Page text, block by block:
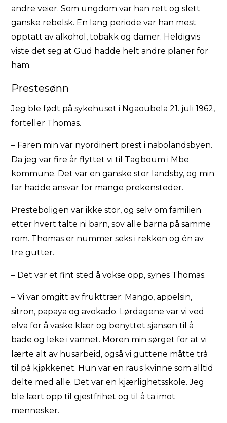
andre veier. Som ungdom var han rett og slett
ganske rebelsk. En lang periode var han mest
opptatt av alkohol, tobakk og damer. Heldigvis
viste det seg at Gud hadde helt andre planer for
ham.
Prestesønn
Jeg ble født på sykehuset i Ngaoubela 21. juli 1962,
forteller Thomas.
– Faren min var nyordinert prest i nabolandsbyen.
Da jeg var fire år flyttet vi til Tagboum i Mbe
kommune. Det var en ganske stor landsby, og min
far hadde ansvar for mange prekensteder.
Presteboligen var ikke stor, og selv om familien
etter hvert talte ni barn, sov alle barna på samme
rom. Thomas er nummer seks i rekken og én av
tre gutter.
– Det var et fint sted å vokse opp, synes Thomas.
– Vi var omgitt av frukttrær: Mango, appelsin,
sitron, papaya og avokado. Lørdagene var vi ved
elva for å vaske klær og benyttet sjansen til å
bade og leke i vannet. Moren min sørget for at vi
lærte alt av husarbeid, også vi guttene måtte trå
til på kjøkkenet. Hun var en raus kvinne som alltid
delte med alle. Det var en kjærlighetsskole. Jeg
ble lært opp til gjestfrihet og til å ta imot
mennesker.